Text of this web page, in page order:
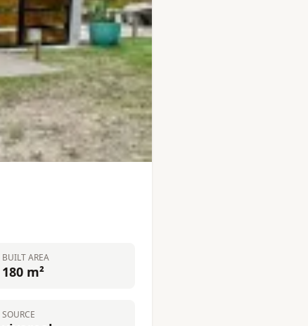
BUILT AREA
180 m²
SOURCE